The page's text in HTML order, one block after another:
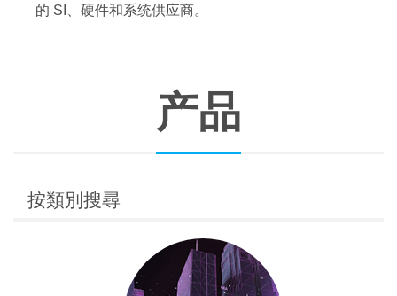
的 SI、硬件和系统供应商。
产品
按類別搜尋